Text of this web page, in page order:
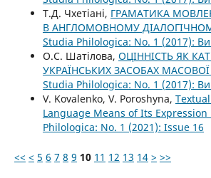
Т.Д. Чхетіані, ГРАМАТИКА
В АНГЛОМОВНОМУ
Studia Philologica: No. 1 (2017):
О.С. Шатілова, ОЦІННІСТЬ ЯК
УКРАЇНСЬКИХ ЗАСОБАХ
Studia Philologica: No. 1 (2017):
V. Kovalenko, V. Poroshyna,
Language Means of Its Expression
Philologica: No. 1 (2021): Issue 16
<< < 5 6 7 8 9 10 11 12 13 14 > >>